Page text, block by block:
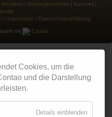
Vorstand Vereinsgeschichte Kurzweil
Impressum Datenschutzerklärung
mit Contao
Cookies, um die
und die Darstellung
Details einblenden